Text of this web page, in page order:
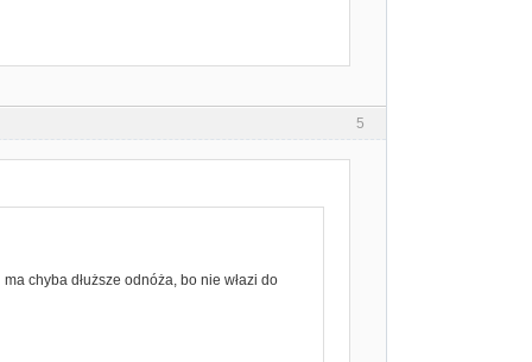
5
chyba dłuższe odnóża, bo nie włazi do